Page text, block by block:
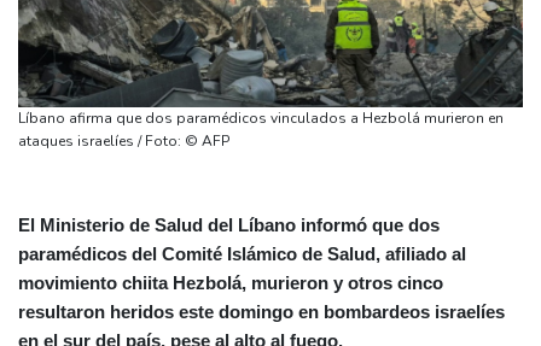
Líbano afirma que dos paramédicos vinculados a Hezbolá murieron en
ataques israelíes / Foto: © AFP
El Ministerio de Salud del Líbano informó que dos
paramédicos del Comité Islámico de Salud, afiliado al
movimiento chiita Hezbolá, murieron y otros cinco
resultaron heridos este domingo en bombardeos israelíes
en el sur del país, pese al alto al fuego.